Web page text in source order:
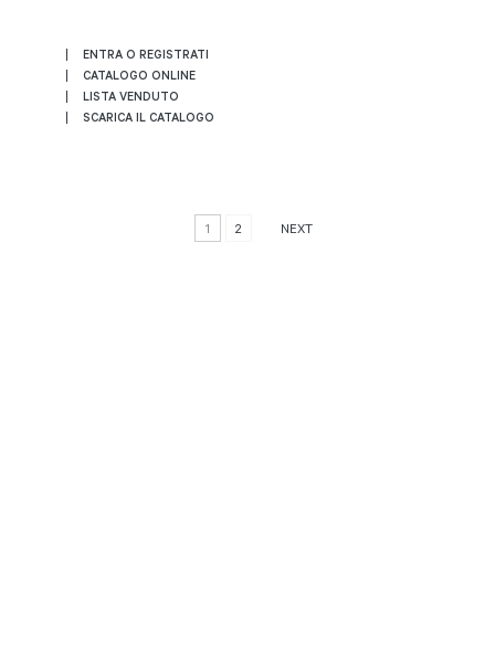
ENTRA O REGISTRATI
CATALOGO ONLINE
LISTA VENDUTO
SCARICA IL CATALOGO
1 2 NEXT